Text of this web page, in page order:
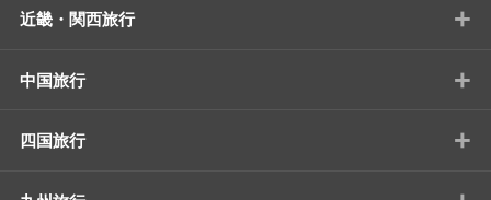
近畿・関西旅行 +
中国旅行 +
四国旅行 +